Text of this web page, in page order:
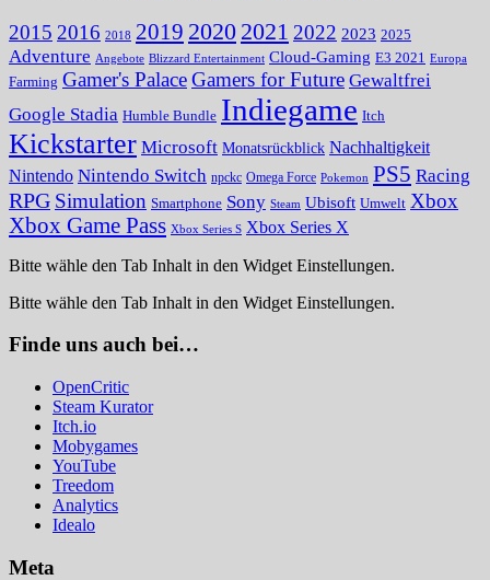
2015 2016 2018 2019 2020 2021 2022 2023 2025
Adventure Angebote Blizzard Entertainment Cloud-Gaming E3 2021 Europa
Farming Gamer's PalaceGamers for Future Gewaltfrei
Google Stadia Humble Bundle Indiegame Itch
Kickstarter Microsoft Monatsrückblick Nachhaltigkeit
Nintendo Nintendo Switch npckc Omega Force Pokemon PS5 Racing
RPG Simulation Smartphone Sony Steam Ubisoft Umwelt Xbox
Xbox Game Pass Xbox Series S Xbox Series X
Bitte wähle den Tab Inhalt in den Widget Einstellungen.
Bitte wähle den Tab Inhalt in den Widget Einstellungen.
Finde uns auch bei…
OpenCritic
Steam Kurator
Itch.io
Mobygames
YouTube
Treedom
Analytics
Idealo
Meta